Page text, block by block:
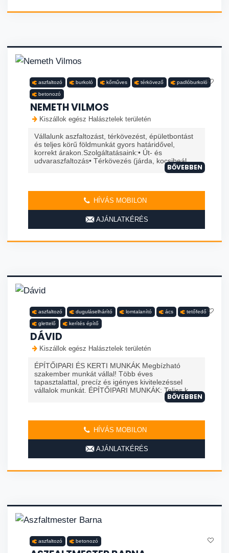
aszfaltozó burkoló kőműves térkövező padlóburkoló
betonozó
NEMETH VILMOS
Kiszállok egész Halásztelek területén
Vállalunk aszfaltozást, térkövezést, épületbontást
és teljes körű földmunkát gyors határidővel,
korrekt árakon.Szolgáltatásaink:• Út- és
udvaraszfaltozás• Térkövezés (járda, kocsibeál...
BŐVEBBEN
HÍVÁS MOBILON
AJÁNLATKÉRÉS
aszfaltozó duguláselhárító lomtalanító ács tetőfedő
glettelő kerítés építő
DÁVID
Kiszállok egész Halásztelek területén
ÉPÍTŐIPARI ÉS KERTI MUNKÁK Megbízható
szakember munkát vállal! Több éves
tapasztalattal, precíz és igényes kivitelezéssel
vállalok munkát. ÉPÍTŐIPARI MUNKÁK: Teljes k...
BŐVEBBEN
HÍVÁS MOBILON
AJÁNLATKÉRÉS
aszfaltozó betonozó